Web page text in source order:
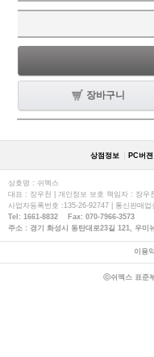
장바구니
상점정보 PC버젼
상호명 : 쉬멕스
대표 : 장우천 | 개인정보 보호 책임자 : 장우
사업자등록번호 :135-26-92747 | 통신판매
Tel: 1661-8832 Fax: 070-7966-3573
주소 : 경기 화성시 동탄대로23길 121, 우미
이용
ⓒ쉬멕스 표준